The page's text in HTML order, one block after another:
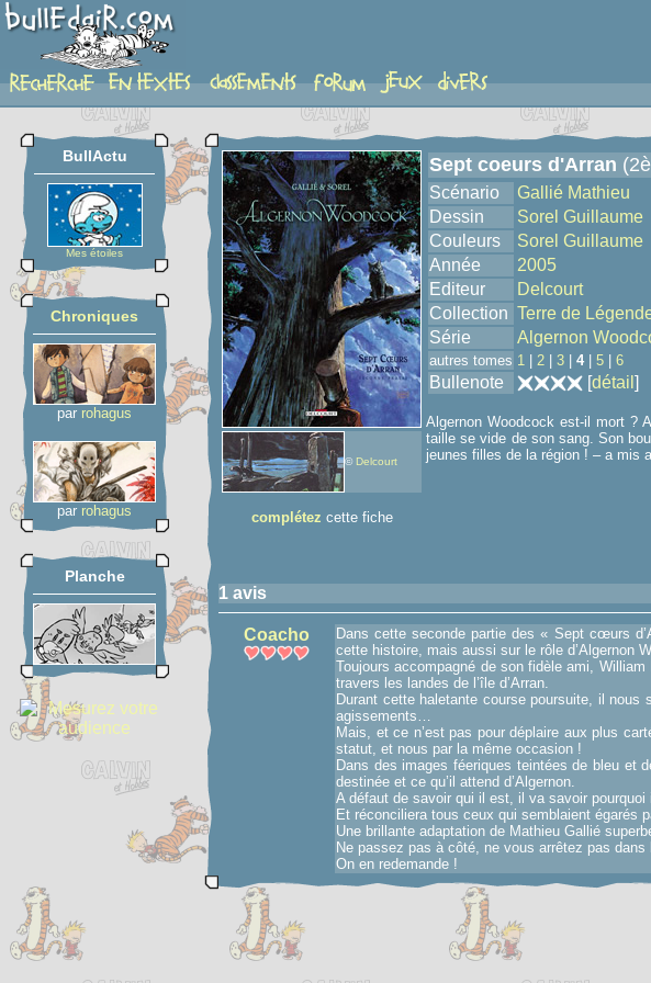
album
BullActu
Mes étoiles
Chroniques
par rohagus
par rohagus
Planche
© Delcourt
complétez cette fiche
Sept coeurs d'Arran
Scénario
Gallié Mathieu
Dessin
Sorel Guillaume
Couleurs
Sorel Guillaume
Année
2005
Editeur
Delcourt
Collection Terre de
Série
Algernon
autres tomes 1 2 3 4| 5 6
Bullenote [détail ]
Algernon Woodcock est-il mort ?
taille se vide de son sang. Son
jeunes filles de la région ! – a mis
1 avis
Coacho
Dans cette seconde partie des « Sept cœurs
cette histoire, mais aussi sur le rôle d’Algernon
Toujours accompagné de son fidèle ami,
travers les landes de l’île d’Arran.
Durant cette haletante course poursuite, il
agissements…
Mais, et ce n’est pas pour déplaire aux plus
statut, et nous par la même occasion !
Dans des images féeriques teintées de bleu et
destinée et ce qu’il attend d’Algernon.
A défaut de savoir qui il est, il va savoir
Et réconciliera tous ceux qui semblaient égarés
Une brillante adaptation de Mathieu Gallié
Ne passez pas à côté, ne vous arrêtez pas dans
On en redemande !